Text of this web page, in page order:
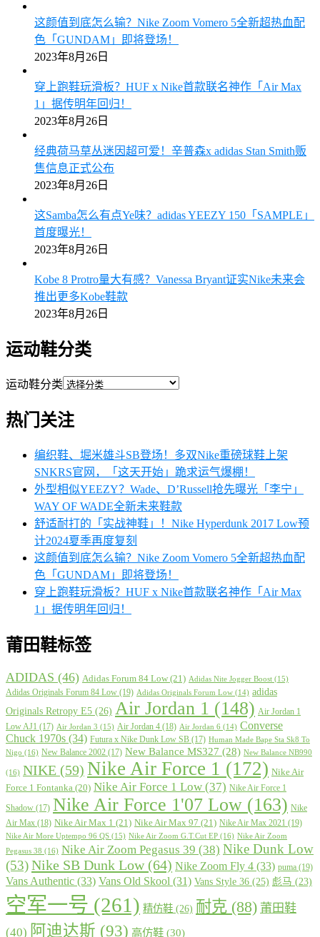
这颜值到底怎么输？Nike Zoom Vomero 5全新超热血配
色「GUNDAM」即将登场！
2023年8月26日
穿上跑鞋玩滑板？HUF x Nike首款联名神作「Air Max
1」据传明年回归！
2023年8月26日
经典荷马草丛迷因超可爱！辛普森x adidas Stan Smith贩
售信息正式公布
2023年8月26日
这Samba怎么有点Ye味？adidas YEEZY 150「SAMPLE」
首度曝光！
2023年8月26日
Kobe 8 Protro量大有感？Vanessa Bryant证实Nike未来会
推出更多Kobe鞋款
2023年8月26日
运动鞋分类
运动鞋分类
热门关注
编织鞋、堀米雄斗SB登场！多双Nike重磅球鞋上架
SNKRS官网，「这天开始」跪求运气爆棚！
外型相似YEEZY？Wade、D’Russell抢先曝光「李宁」
WAY OF WADE全新未来鞋款
舒适耐打的「实战神鞋」！Nike Hyperdunk 2017 Low预
计2024夏季再度复刻
这颜值到底怎么输？Nike Zoom Vomero 5全新超热血配
色「GUNDAM」即将登场！
穿上跑鞋玩滑板？HUF x Nike首款联名神作「Air Max
1」据传明年回归！
莆田鞋标签
ADIDAS (46) Adidas Forum 84 Low (21) Adidas Nite Jogger Boost (15)
Adidas Originals Forum 84 Low (19) Adidas Originals Forum Low (14) adidas
Originals Retropy E5 (26) Air Jordan 1 (148) Air Jordan 1
Low AJ1 (17) Air Jordan 3 (15) Air Jordan 4 (18) Air Jordan 6 (14) Converse
Chuck 1970s (34) Futura x Nike Dunk Low SB (17) Human Made Bape Sta Sk8 To
Nigo (16) New Balance 2002 (17) New Balance MS327 (28) New Balance NB990
(16) NIKE (59) Nike Air Force 1 (172) Nike Air
Force 1 Fontanka (20) Nike Air Force 1 Low (37) Nike Air Force 1
Shadow (17) Nike Air Force 1'07 Low (163) Nike
Air Max (18) Nike Air Max 1 (21) Nike Air Max 97 (21) Nike Air Max 2021 (19)
Nike Air More Uptempo 96 QS (15) Nike Air Zoom G.T.Cut EP (16) Nike Air Zoom
Pegasus 38 (16) Nike Air Zoom Pegasus 39 (38) Nike Dunk Low
(53)Nike SB Dunk Low(64) Nike Zoom Fly 4 (33) puma (19)
Vans Authentic (33) Vans Old Skool (31) Vans Style 36 (25) 彪马 (23)
空军一号 (261) 精仿鞋 (26) 耐克 (88) 莆田鞋
(40) 阿迪达斯 (93) 高仿鞋 (30)